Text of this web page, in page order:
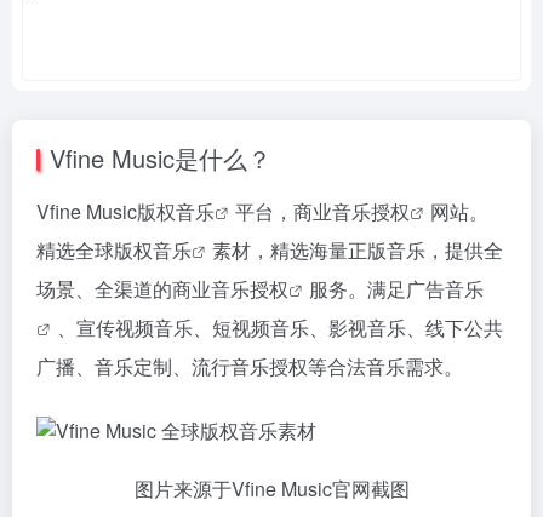
Vfine Music是什么？
Vfine Music版权音乐 平台，商业音乐授权
网站。
精选全球版权音乐
素材，精选海量正版音乐，提供全
场景、全渠道的商业音乐授权 服务。满足广告音乐
、宣传视频音乐、短视频音乐、影视音乐、线下公共
广播、音乐定制、流行音乐授权等合法音乐需求。
图片来源于Vfine Music官网截图